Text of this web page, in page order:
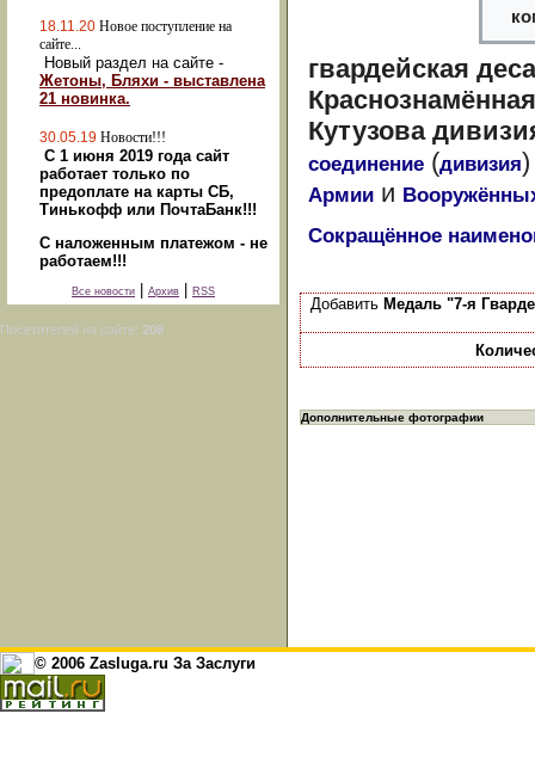
18.11.20 Новое поступление на
сайте...
Новый раздел на сайте -
Жетоны, Бляхи - выставлена
21 новинка.
30.05.19 Новости!!!
С 1 июня 2019 года сайт
работает только по
предоплате на карты СБ,
Тинькофф или ПочтаБанк!!!
С наложенным платежом - не
работаем!!!
Все новости Архив RSS
Посетителей на сайте: 208
гвардейская
Кутузова
соединение (дивизия
Армии и
Сокращённое
Добавить Медаль "7-я
Дополнительные фотографии
© 2006 Zasluga.ru За Заслуги